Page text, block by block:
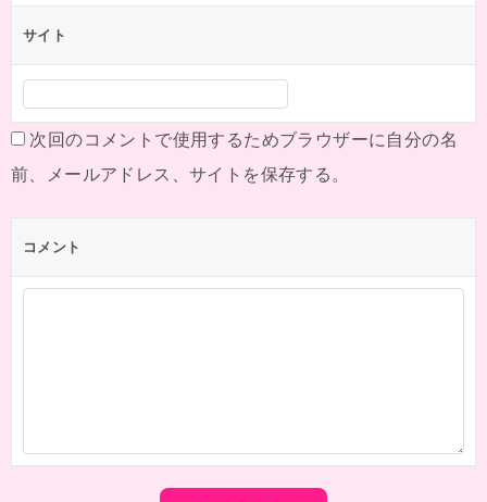
サイト
次回のコメントで使用するためブラウザーに自分の名
前、メールアドレス、サイトを保存する。
コメント